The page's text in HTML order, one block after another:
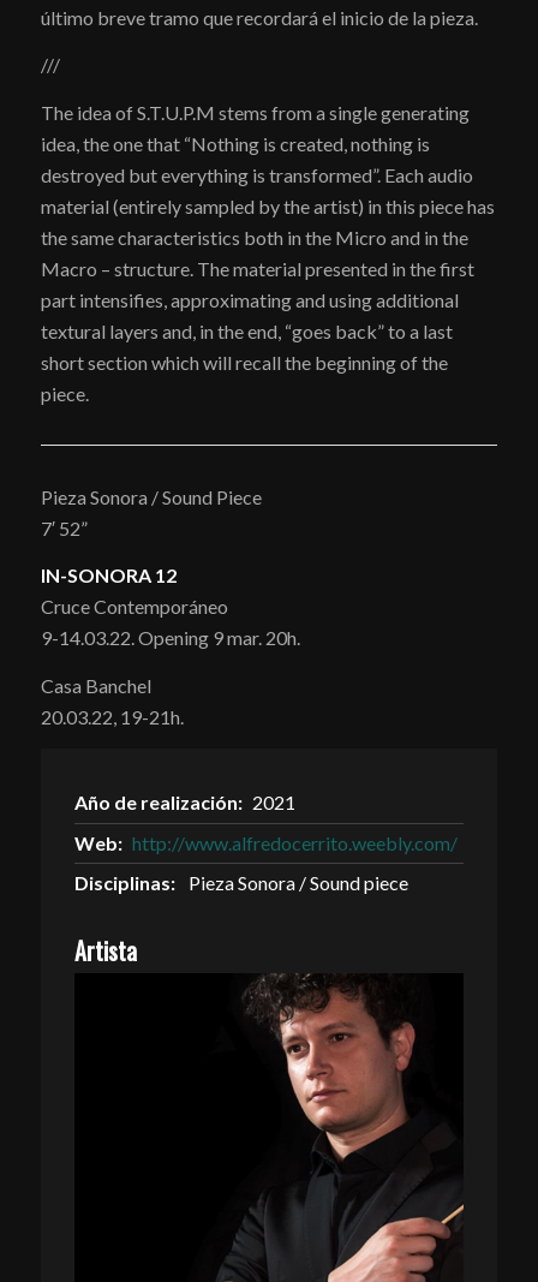
último breve tramo que recordará el inicio de la pieza.
///
The idea of S.T.U.P.M stems from a single generating
idea, the one that “Nothing is created, nothing is
destroyed but everything is transformed”. Each audio
material (entirely sampled by the artist) in this piece has
the same characteristics both in the Micro and in the
Macro – structure. The material presented in the first
part intensifies, approximating and using additional
textural layers and, in the end, “goes back” to a last
short section which will recall the beginning of the
piece.
Pieza Sonora / Sound Piece
7′ 52”
IN-SONORA 12
Cruce Contemporáneo
9-14.03.22. Opening 9 mar. 20h.
Casa Banchel
20.03.22, 19-21h.
Año de realización: 2021
Web: http://www.alfredocerrito.weebly.com/
Disciplinas:
Pieza Sonora / Sound piece
Artista